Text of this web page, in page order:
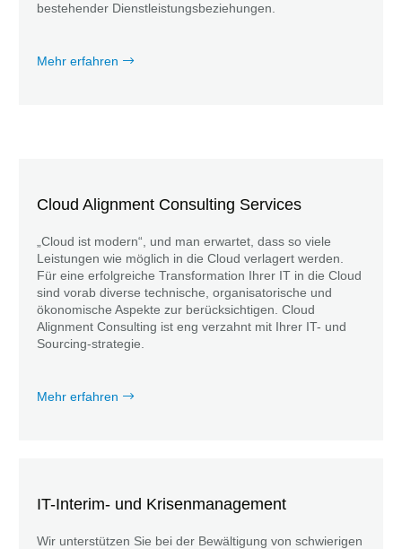
bestehender Dienstleistungsbeziehungen.
Mehr erfahren
Cloud Alignment Consulting Services
„Cloud ist modern“, und man erwartet, dass so viele
Leistungen wie möglich in die Cloud verlagert werden.
Für eine erfolgreiche Transformation Ihrer IT in die Cloud
sind vorab diverse technische, organisatorische und
ökonomische Aspekte zur berücksichtigen. Cloud
Alignment Consulting ist eng verzahnt mit Ihrer IT- und
Sourcing-strategie.
Mehr erfahren
IT-Interim- und Krisenmanagement
Wir unterstützen Sie bei der Bewältigung von schwierigen